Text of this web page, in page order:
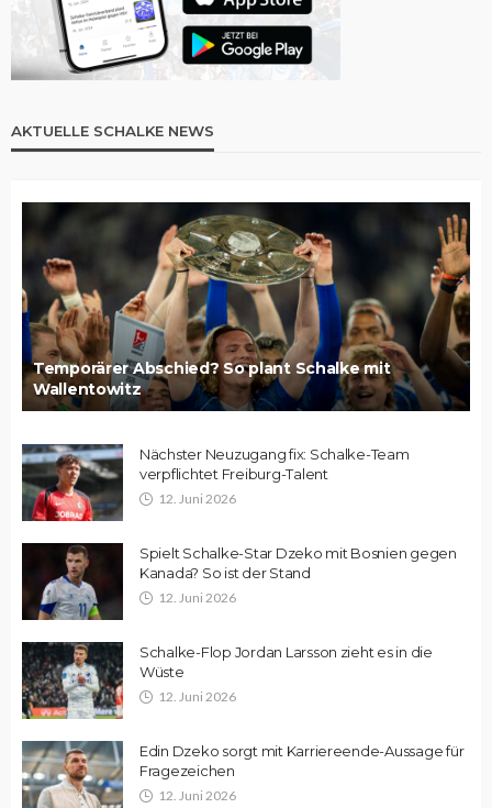
AKTUELLE SCHALKE NEWS
Temporärer Abschied? So plant Schalke mit
Wallentowitz
Nächster Neuzugang fix: Schalke-Team
verpflichtet Freiburg-Talent
12. Juni 2026
Spielt Schalke-Star Dzeko mit Bosnien gegen
Kanada? So ist der Stand
12. Juni 2026
Schalke-Flop Jordan Larsson zieht es in die
Wüste
12. Juni 2026
Edin Dzeko sorgt mit Karriereende-Aussage für
Fragezeichen
12. Juni 2026